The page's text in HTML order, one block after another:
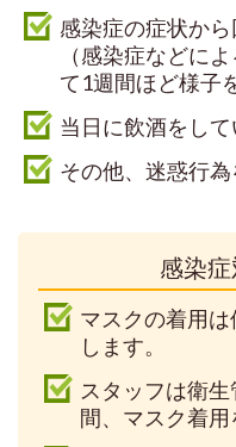
感染症の症状から
（感染症などに
て1週間ほど様子
当日に飲酒をして
その他、迷惑行
感染
マスクの着用
します。
スタッフは衛
間、マスク着用